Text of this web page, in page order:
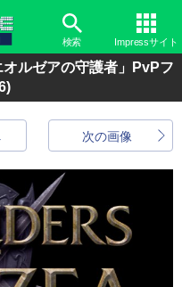
検索 Impressサイト
オルゼアの守護者」PvPフ
次の画像